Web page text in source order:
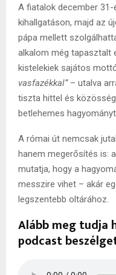
A fiatalok december
kihallgatáson, majd az
pápa mellett
alkalom még tapasztalt
kistelekiek sajátos
vasfazékkal”– utalva
tiszta hittel és
betlehemes
A római út nemcsak
hanem megerősítés is:
mutatja, hogy a
messzire vihet – akár
legszentebb oltárához.
Alább meg tudja
podcast